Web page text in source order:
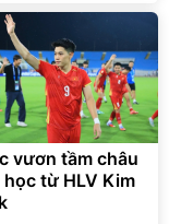
vươn tầm châu
học từ HLV Kim